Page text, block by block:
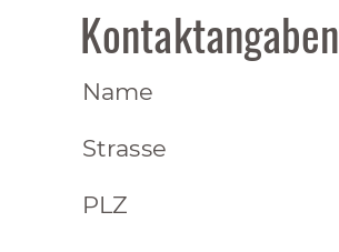
Kontaktangaben
Name
Strasse
PLZ